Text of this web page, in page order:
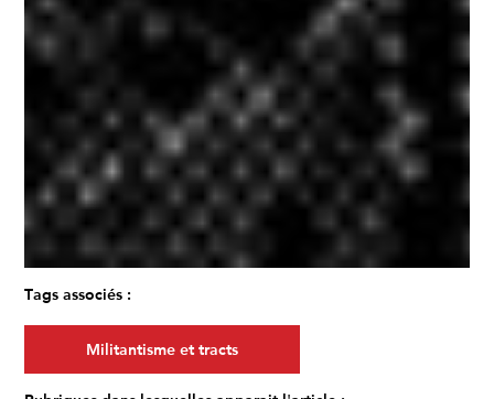
Tags associés :
Militantisme et tracts